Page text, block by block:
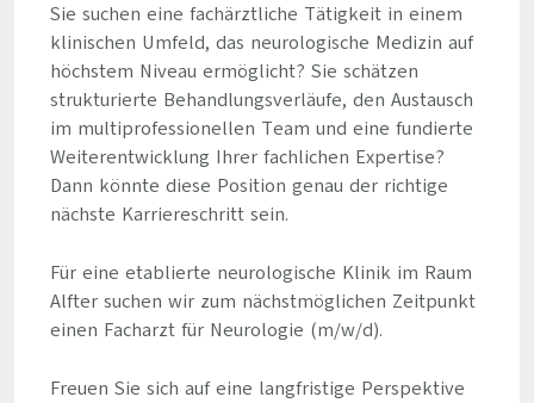
Sie suchen eine fachärztliche Tätigkeit in einem
klinischen Umfeld, das neurologische Medizin auf
höchstem Niveau ermöglicht? Sie schätzen
strukturierte Behandlungsverläufe, den Austausch
im multiprofessionellen Team und eine fundierte
Weiterentwicklung Ihrer fachlichen Expertise?
Dann könnte diese Position genau der richtige
nächste Karriereschritt sein.
Für eine etablierte neurologische Klinik im Raum
Alfter suchen wir zum nächstmöglichen Zeitpunkt
einen Facharzt für Neurologie (m/w/d).
Freuen Sie sich auf eine langfristige Perspektive